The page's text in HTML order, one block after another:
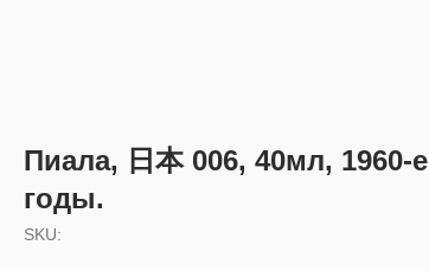
Пиала, 日本 006, 40мл, 1960-е
годы.
SKU: